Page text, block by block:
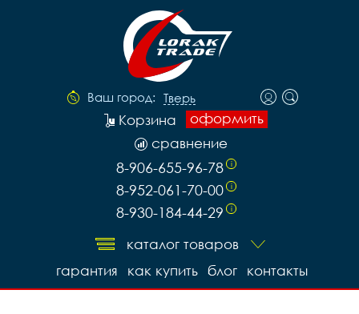
Ваш город: Тверь
оформить
Корзина
сравнение
8-906-655-96-78 i
8-952-061-70-00 i
8-930-184-44-29 i
каталог товаров
контакты
блог
как купить
гарантия